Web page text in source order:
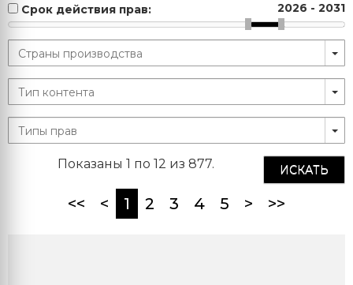
Срок действия прав: 2026 - 2031
ИСКАТЬ
Показаны 1 по 12 из 877.
<< < 1 (current)
2 3 4 5 > >>